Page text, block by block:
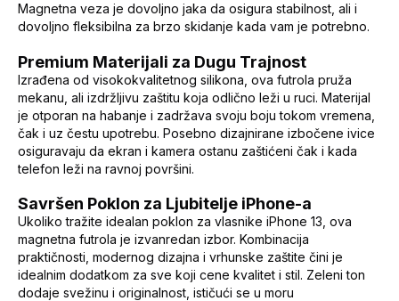
Magnetna veza je dovoljno jaka da osigura stabilnost, ali i
dovoljno fleksibilna za brzo skidanje kada vam je potrebno.
Premium Materijali za Dugu Trajnost
Izrađena od visokokvalitetnog silikona, ova futrola pruža
mekanu, ali izdržljivu zaštitu koja odlično leži u ruci. Materijal
je otporan na habanje i zadržava svoju boju tokom vremena,
čak i uz čestu upotrebu. Posebno dizajnirane izbočene ivice
osiguravaju da ekran i kamera ostanu zaštićeni čak i kada
telefon leži na ravnoj površini.
Savršen Poklon za Ljubitelje iPhone-a
Ukoliko tražite idealan poklon za vlasnike iPhone 13, ova
magnetna futrola je izvanredan izbor. Kombinacija
praktičnosti, modernog dizajna i vrhunske zaštite čini je
idealnim dodatkom za sve koji cene kvalitet i stil. Zeleni ton
dodaje svežinu i originalnost, ističući se u moru